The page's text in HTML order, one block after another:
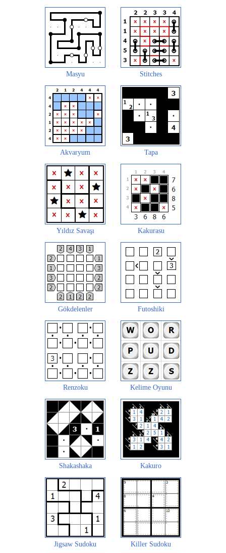
Masyu Stitches
Akvaryum Tapa
Yıldız Savaşı Kakurasu
Gökdelenler Futoshiki
Renzoku Kelime Oyunu
Shakashaka Kakuro
Jigsaw Sudoku Killer Sudoku